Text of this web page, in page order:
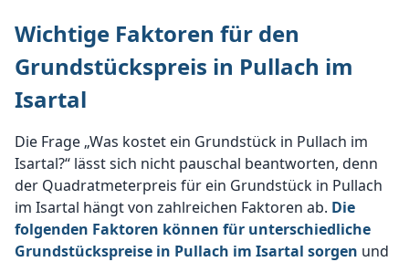
Wichtige Faktoren für den
Grundstückspreis in Pullach im
Isartal
Die Frage „Was kostet ein Grundstück in Pullach im
Isartal?“ lässt sich nicht pauschal beantworten, denn
der Quadratmeterpreis für ein Grundstück in Pullach
im Isartal hängt von zahlreichen Faktoren ab. Die
folgenden Faktoren können für unterschiedliche
Grundstückspreise in Pullach im Isartal sorgen und